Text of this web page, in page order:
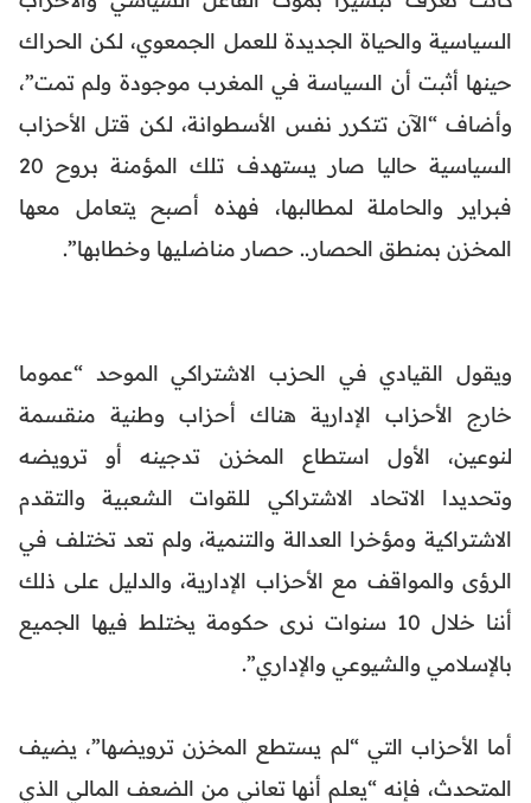
السياسية والحياة الجديدة للعمل الجمعوي، لكن الحراك
حينها أثبت أن السياسة في المغرب موجودة ولم تمت”،
وأضاف “الآن تتكرر نفس الأسطوانة، لكن قتل الأحزاب
السياسية حاليا صار يستهدف تلك المؤمنة بروح 20
فبراير والحاملة لمطالبها، فهذه أصبح يتعامل معها
المخزن بمنطق الحصار.. حصار مناضليها وخطابها”.
ويقول القيادي في الحزب الاشتراكي الموحد “عموما
خارج الأحزاب الإدارية هناك أحزاب وطنية منقسمة
لنوعين، الأول استطاع المخزن تدجينه أو ترويضه
وتحديدا الاتحاد الاشتراكي للقوات الشعبية والتقدم
الاشتراكية ومؤخرا العدالة والتنمية، ولم تعد تختلف في
الرؤى والمواقف مع الأحزاب الإدارية، والدليل على ذلك
أننا خلال 10 سنوات نرى حكومة يختلط فيها الجميع
بالإسلامي والشيوعي والإداري”.
أما الأحزاب التي “لم يستطع المخزن ترويضها”، يضيف
المتحدث، فإنه “يعلم أنها تعاني من الضعف المالي الذي